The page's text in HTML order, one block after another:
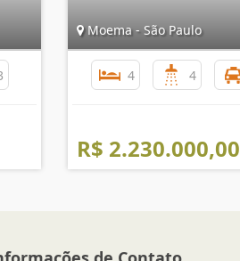
Moema - São Paulo
4 4
R$ 2.230.000,00